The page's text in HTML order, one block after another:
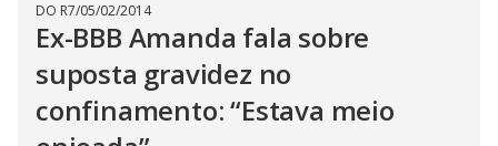
DO R7/05/02/2014
Ex-BBB Amanda fala sobre
suposta gravidez no
confinamento: “Estava meio